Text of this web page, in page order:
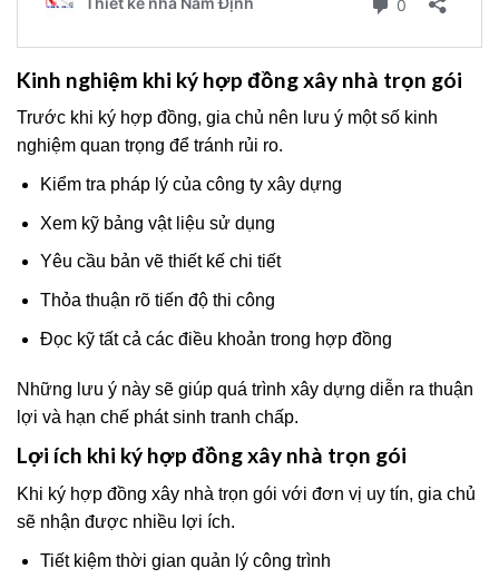
Kinh nghiệm khi ký hợp đồng xây nhà trọn gói
Trước khi ký hợp đồng, gia chủ nên lưu ý một số kinh
nghiệm quan trọng để tránh rủi ro.
Kiểm tra pháp lý của công ty xây dựng
Xem kỹ bảng vật liệu sử dụng
Yêu cầu bản vẽ thiết kế chi tiết
Thỏa thuận rõ tiến độ thi công
Đọc kỹ tất cả các điều khoản trong hợp đồng
Những lưu ý này sẽ giúp quá trình xây dựng diễn ra thuận
lợi và hạn chế phát sinh tranh chấp.
Lợi ích khi ký hợp đồng xây nhà trọn gói
Khi ký hợp đồng xây nhà trọn gói với đơn vị uy tín, gia chủ
sẽ nhận được nhiều lợi ích.
Tiết kiệm thời gian quản lý công trình